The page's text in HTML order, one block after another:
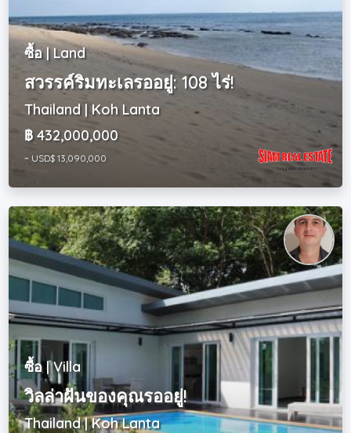
ซื้อ | Land
สวรรค์ริมทะเลรออยู่: 108 ไร่!
Thailand | Koh Lanta
฿ 432,000,000
~ USD$ 13,090,000
ซื้อ | Villa
วิลล่าฝันของคุณรออยู่!
Thailand | Koh Lanta